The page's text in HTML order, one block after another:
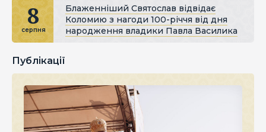
8
серпня
Блаженніший Святослав відвідає
Коломию з нагоди 100-річчя від дня
народження владики Павла Василика
Публікації